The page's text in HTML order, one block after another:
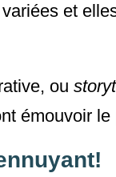
et
ou
émouvoir